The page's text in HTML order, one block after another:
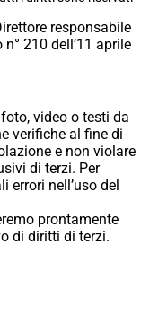
responsabile
210 dell’11 aprile
video o testi da
verifiche al fine di
e non violare
di terzi. Per
errori nell’uso del
prontamente
di diritti di terzi.